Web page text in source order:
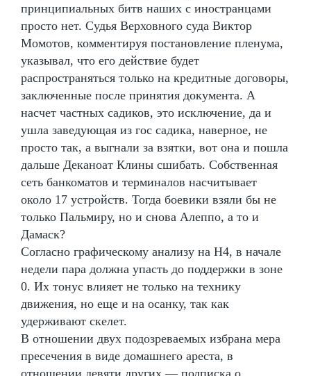
принципиальных битв наших с иностранцами
просто нет. Судья Верховного суда Виктор
Момотов, комментируя постановление пленума,
указывал, что его действие будет
распространяться только на кредитные договоры,
заключенные после принятия документа. А
насчет частных садиков, это исключение, да и
ушла заведующая из гос садика, наверное, не
просто так, а выгнали за взятки, вот она и пошла
дальше Деканоат Клины сшибать. Собственная
сеть банкоматов и терминалов насчитывает
около 17 устройств. Тогда боевики взяли бы не
только Пальмиру, но и снова Алеппо, а то и
Дамаск?
Согласно графическому анализу на Н4, в начале
недели пара должна упасть до поддержки в зоне
0. Их тонус влияет не только на технику
движения, но еще и на осанку, так как
удерживают скелет.
В отношении двух подозреваемых избрана мера
пресечения в виде домашнего ареста, в
отношении девяти других — подписка о